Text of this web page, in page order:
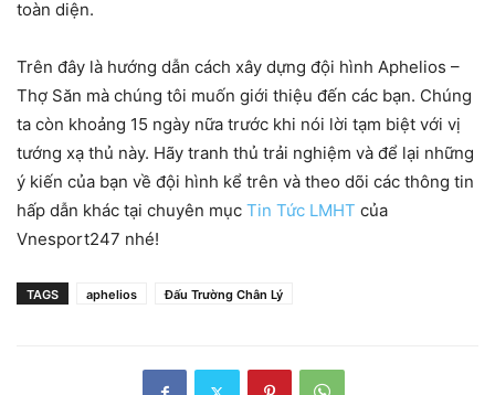
toàn diện.
Trên đây là hướng dẫn cách xây dựng đội hình Aphelios –
Thợ Săn mà chúng tôi muốn giới thiệu đến các bạn. Chúng
ta còn khoảng 15 ngày nữa trước khi nói lời tạm biệt với vị
tướng xạ thủ này. Hãy tranh thủ trải nghiệm và để lại những
ý kiến của bạn về đội hình kể trên và theo dõi các thông tin
hấp dẫn khác tại chuyên mục Tin Tức LMHT của
Vnesport247 nhé!
TAGS aphelios Đấu Trường Chân Lý